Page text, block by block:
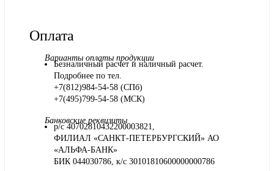
Оплата
Варианты оплаты продукции
Безналичный расчет и наличный расчет.
Подробнее по тел.
+7(812)984-54-58 (СПб)
+7(495)799-54-58 (МСК)
Банковские реквизиты
р/с 40702810432200003821,
ФИЛИАЛ «САНКТ-ПЕТЕРБУРГСКИЙ» АО
«АЛЬФА-БАНК»
БИК 044030786, к/с 30101810600000000786